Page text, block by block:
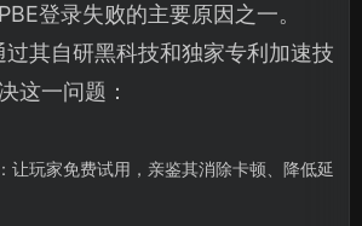
登录失败的主要原因之一。
过其自研黑科技和独家专利加速技
这一问题：
让玩家免费试用，亲鉴其消除卡顿、降低延